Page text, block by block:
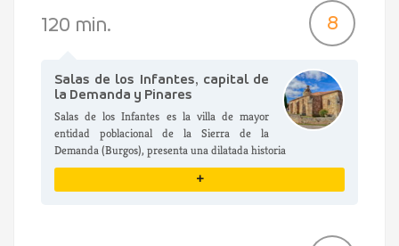
120 min. 8
Salas de los Infantes, capital de
la Demanda y Pinares
Salas de los Infantes es la villa de mayor
entidad poblacional de la Sierra de la
Demanda (Burgos), presenta una dilatada historia
+